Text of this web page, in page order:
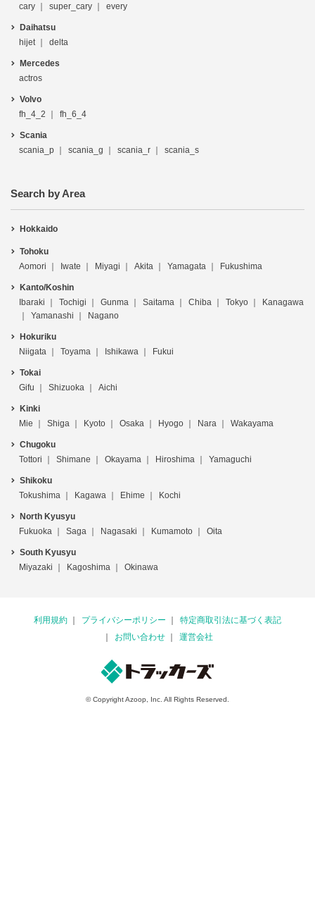
cary
super_cary every
Daihatsu
hijet
delta
Mercedes
actros
Volvo
fh_4_2
fh_6_4
Scania
scania_p
scania_g scania_r scania_s
Search by Area
Hokkaido
Tohoku
Aomori
Iwate Miyagi Akita Yamagata Fukushima
Kanto/Koshin
Ibaraki
Tochigi Gunma Saitama Chiba Tokyo
Kanagawa
Yamanashi
Nagano
Hokuriku
Niigata
Toyama Ishikawa Fukui
Tokai
Gifu
Shizuoka Aichi
Kinki
Mie
Shiga Kyoto Osaka Hyogo Nara Wakayama
Chugoku
Tottori
Shimane Okayama Hiroshima Yamaguchi
Shikoku
Tokushima
Kagawa Ehime Kochi
North Kyusyu
Fukuoka
Saga Nagasaki Kumamoto Oita
South Kyusyu
Miyazaki
Kagoshima Okinawa
利用規約 プライバシーポリシー
特定商取引法に基づく表記
お問い合わせ
運営会社
© Copyright Azoop, Inc. All Rights Reserved.